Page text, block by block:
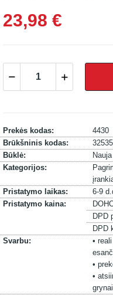
23,98 €
Prekės kodas:
4430
Brūkšninis kodas:
Būklė:
Nauja
Kategorijos:
Pristatymo laikas:
6-9
Pristatymo kaina:
DPD
DPD
Svarbu:
•
•
•